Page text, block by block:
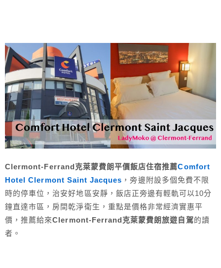
Clermont-Ferrand克萊蒙費朗平價飯店住宿推薦Comfort
Hotel Clermont Saint Jacques ，旁邊附設多個免費不限
時的停車位，治安好地區安靜，飯店正旁邊有輕軌可以10分
鐘直達市區，房間乾淨衛生，重點是價格非常經濟實惠平
價，推薦給來Clermont-Ferrand克萊蒙費朗旅遊自駕的讀
者。